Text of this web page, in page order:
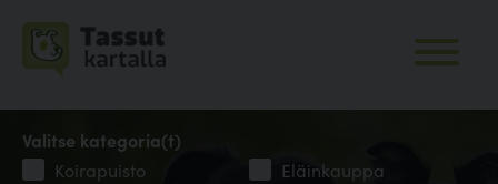
Valitse kategoria(t)
Koirapuisto
Eläinkauppa